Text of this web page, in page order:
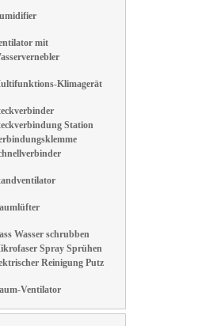
mit
Klimagerät
Station
Wasser schrubben
Spray Sprühen
Reinigung Putz
Ventilator